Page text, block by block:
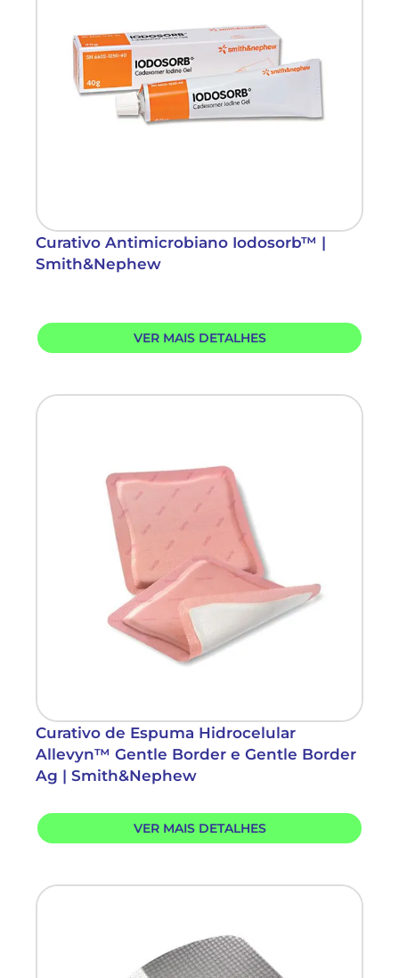
Curativo Antimicrobiano Iodosorb™ |
Smith&Nephew
VER MAIS DETALHES
Curativo de Espuma Hidrocelular
Allevyn™ Gentle Border e Gentle Border
Ag | Smith&Nephew
VER MAIS DETALHES